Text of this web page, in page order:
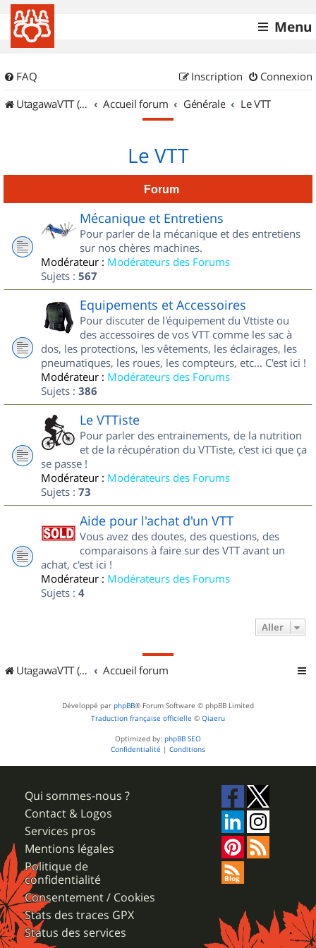
Menu
FAQ Connexion
Inscription
UtagawaVTT (Randos VTT et VTTAE avec traces GPS)
Accueil forum Générale Le VTT
Le VTT
Forum
Mécanique et Entretiens
Pour parler de la mécanique et des entretiens
sur nos chères machines.
Modérateur : Modérateurs des Forums
Sujets : 567
Equipements et Accessoires
Pour discuter de l'équipement du Vttiste ou
des accessoires de vos VTT comme les sac à
dos, les protections, les vêtements, les éclairages, les
pneumatiques, les roues, les compteurs, etc... C'est ici !
Modérateur : Modérateurs des Forums
Sujets : 386
Le VTTiste
Pour parler des entrainements, de la nutrition
et de la récupération du VTTiste, c'est ici que ça
se passe !
Modérateur : Modérateurs des Forums
Sujets : 73
Aide pour l'achat d'un VTT
Vous avez des doutes, des questions, des
comparaisons à faire sur des VTT avant un
achat, c'est ici !
Modérateur : Modérateurs des Forums
Sujets : 4
Aller
UtagawaVTT (Randos VTT et VTTAE avec traces GPS) Accueil forum
Développé par phpBB® Forum Software © phpBB Limited
Traduction française officielle © Qiaeru
Optimized by: phpBB SEO
Confidentialité | Conditions
Qui sommes-nous ?
Contact & Logos
Services pros
Mentions légales
Politique de
confidentialité
Consentement / Cookies
Stats des traces GPX
Status des services